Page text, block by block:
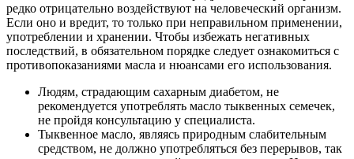
редко отрицательно воздействуют на человеческий организм.
Если оно и вредит, то только при неправильном применении,
употреблении и хранении. Чтобы избежать негативных
последствий, в обязательном порядке следует ознакомиться с
противопоказаниями масла и нюансами его использования.
Людям, страдающим сахарным диабетом, не
рекомендуется употреблять масло тыквенных семечек,
не пройдя консультацию у специалиста.
Тыквенное масло, являясь природным слабительным
средством, не должно употребляться без перерывов, так